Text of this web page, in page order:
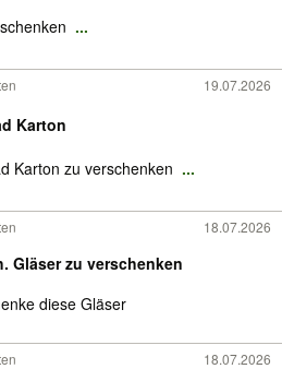
...
19.07.2026
Karton
Karton zu verschenken ...
18.07.2026
Gläser zu verschenken
diese Gläser
18.07.2026